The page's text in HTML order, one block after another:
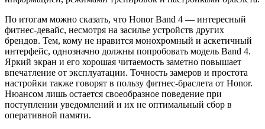
По итогам можно сказать, что Honor Band 4 — интересный
фитнес-девайс, несмотря на засилье устройств других
брендов. Тем, кому не нравится монохромный и аскетичный
интерфейс, однозначно должны попробовать модель Band 4.
Яркий экран и его хорошая читаемость заметно повышает
впечатление от эксплуатации. Точность замеров и простота
настройки также говорят в пользу фитнес-браслета от Honor.
Нюансом лишь остается своеобразное поведение при
поступлении уведомлений и их не оптимальный сбор в
оперативной памяти.